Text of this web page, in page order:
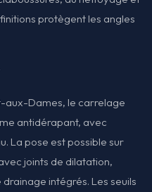
protègent les angles
aux-Dames, le carrelage
antidérapant, avec
La pose est possible sur
joints de dilatation,
intégrés. Les seuils